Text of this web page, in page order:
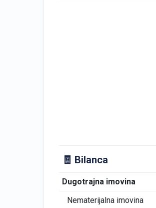
🧾 Bilanca
Dugotrajna imovina
Nematerijalna imovina